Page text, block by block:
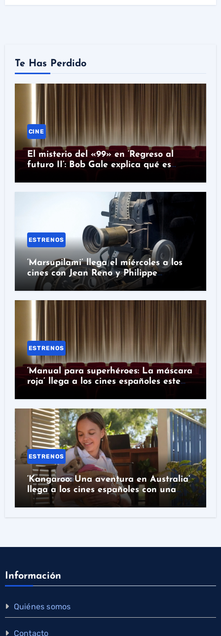
Te Has Perdido
CINE
El misterio del «99» en ‘Regreso al
futuro II’: Bob Gale explica qué es
ESTRENOS
‘Marsupilami’ llega el miércoles a los
cines con Jean Reno y Philippe
Lacheau
ESTRENOS
‘Manual para superhéroes: La máscara
roja’ llega a los cines españoles este
ESTRENOS
‘Kangaroo: Una aventura en Australia’
llega a los cines españoles con una
historia real detrás
Información
Quiénes somos
Contacto